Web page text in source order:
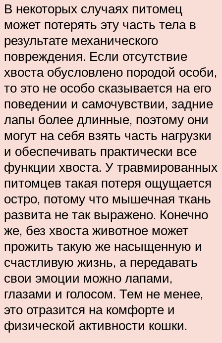
В некоторых случаях питомец
может потерять эту часть тела в
результате механического
повреждения. Если отсутствие
хвоста обусловлено породой особи,
то это не особо сказывается на его
поведении и самочувствии, задние
лапы более длинные, поэтому они
могут на себя взять часть нагрузки
и обеспечивать практически все
функции хвоста. У травмированных
питомцев такая потеря ощущается
остро, потому что мышечная ткань
развита не так выражено. Конечно
же, без хвоста животное может
прожить такую же насыщенную и
счастливую жизнь, а передавать
свои эмоции можно лапами,
глазами и голосом. Тем не менее,
это отразится на комфорте и
физической активности кошки.